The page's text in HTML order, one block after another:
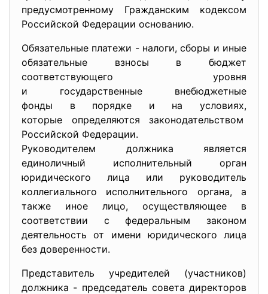
предусмотренному Гражданским кодексом
Российской Федерации основанию.
Обязательные платежи - налоги, сборы и иные
обязательные взносы в бюджет
соответствующего уровня
и государственные внебюджетные
фонды в порядке и на условиях,
которые определяются законодательством
Российской Федерации.
Руководителем должника является
единоличный исполнительный орган
юридического лица или руководитель
коллегиального исполнительного органа, а
также иное лицо, осуществляющее в
соответствии с федеральным законом
деятельность от имени юридического лица
без доверенности.
Представитель учредителей (участников)
должника - председатель совета директоров